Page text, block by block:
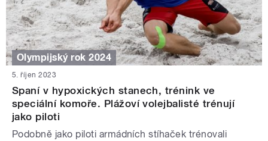
Olympijský rok 2024
5. říjen 2023
Spaní v hypoxických stanech, trénink ve
speciální komoře. Plážoví volejbalisté trénují
jako piloti
Podobně jako piloti armádních stíhaček trénovali